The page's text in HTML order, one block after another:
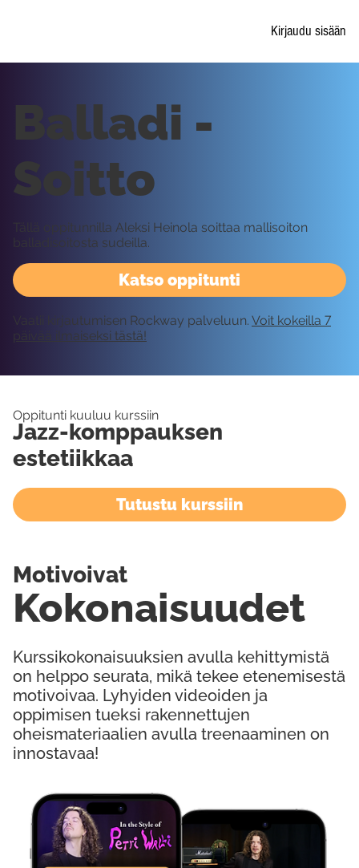
Kirjaudu sisään
Katso oppitunti
Balladi -
Soitto
Tällä oppitunnilla Aleksi Heinola soittaa mallisoiton
balladisoitosta sudeilla.
Vaatii kirjautumisen Rockway palveluun. Voit kokeilla 7
päivää ilmaiseksi tästä!
Oppitunti kuuluu kurssiin
Jazz-komppauksen
estetiikkaa
Tutustu kurssiin
Kurssikokonaisuuksien avulla kehittymistä
on helppo seurata, mikä tekee etenemisestä
motivoivaa. Lyhyiden videoiden ja
oppimisen tueksi rakennettujen
oheismateriaalien avulla treenaaminen on
innostavaa!
Kokonaisuudet
Motivoivat